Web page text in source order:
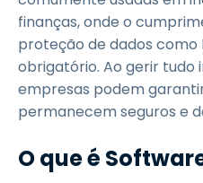
finanças, onde o
proteção de dados como
obrigatório. Ao gerir tudo
empresas podem
permanecem seguros e
O que é